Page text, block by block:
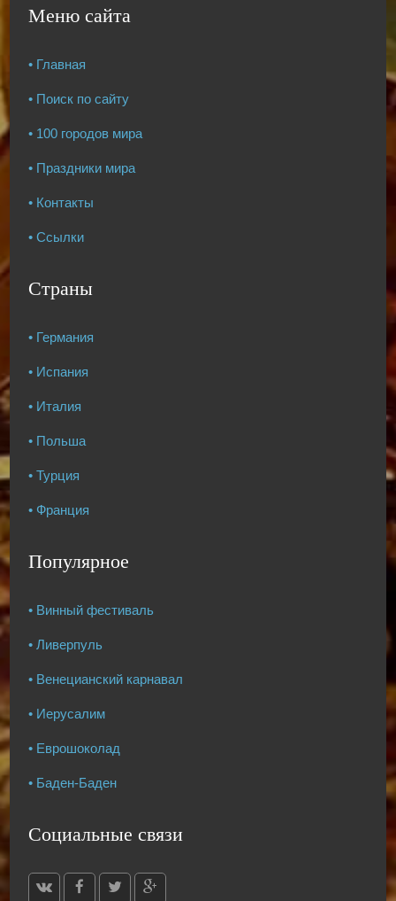
Меню сайта
• Главная
• Поиск по сайту
• 100 городов мира
• Праздники мира
• Контакты
• Ссылки
Страны
• Германия
• Испания
• Италия
• Польша
• Турция
• Франция
Популярное
• Винный фестиваль
• Ливерпуль
• Венецианский карнавал
• Иерусалим
• Еврошоколад
• Баден-Баден
Социальные связи